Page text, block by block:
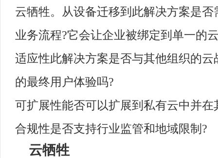
云牺牲。从设备迁移到此解决方案是
业务流程?它会让企业被绑定到单一的
适应性此解决方案是否与其他组织的
的最终用户体验吗?
可扩展性能否可以扩展到私有云中并在
合规性是否支持行业监管和地域限制?
云牺牲